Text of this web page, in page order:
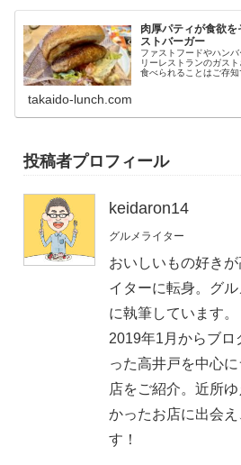
肉厚パティが食欲
ストバーガー
ファストフードやハン
リーレストランのガス
食べられることはご存知
takaido-lunch.com
投稿者プロフィール
keidaron14
グルメライター
おいしいもの好き
イターに転身。グ
に執筆しています。
2019年1月からブロ
った高井戸を中心
店をご紹介。近所
かったお店に出会
す！